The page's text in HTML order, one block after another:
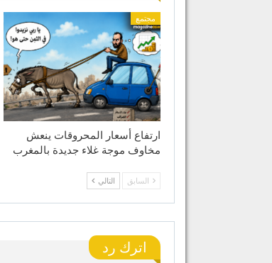
مجتمع
ارتفاع أسعار المحروقات ينعش
مخاوف موجة غلاء جديدة بالمغرب
السابق التالي
اترك رد